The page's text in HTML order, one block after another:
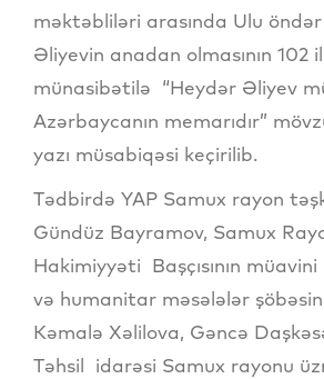
məktəbliləri arasında Ulu
Əliyevin anadan olmasının 102
münasibətilə “Heydər Əliyev
Azərbaycanın memarıdır”
yazı müsabiqəsi keçirilib.
Tədbirdə YAP Samux rayon
Gündüz Bayramov, Samux
Hakimiyyəti Başçısının
və humanitar məsələlər
Kəmalə Xəlilova, Gəncə
Təhsil idarəsi Samux rayonu